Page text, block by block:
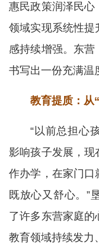
惠民政策润泽民
领域实现系统性提
感持续增强。东营
书写出一份充满温
教育提质：从
“以前总担心
影响孩子发展，现
作办学，在家门口
既放心又舒心。”
了许多东营家庭
教育领域持续发力